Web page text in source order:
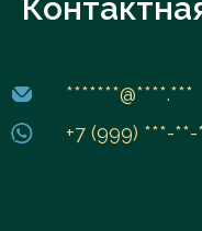
*******@****.***
+7 (999) ***-**-